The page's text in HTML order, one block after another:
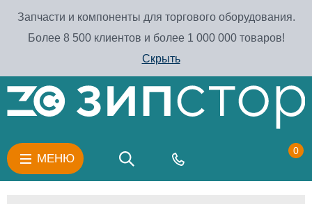
Запчасти и компоненты для торгового оборудования.
Более 8 500 клиентов и более 1 000 000 товаров!
Скрыть
МЕНЮ
0